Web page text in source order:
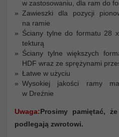
w zastosowaniu, dla ram do
Zawieszki dla pozycji
na ramie
Ściany tylne do formatu 28
tekturą
Ściany tylne większych
HDF wraz ze sprężynami
Łatwe w użyciu
Wysokiej jakości ramy
w Dreźnie
Uwaga:Prosimy pamiętać,
podlegają zwrotowi.